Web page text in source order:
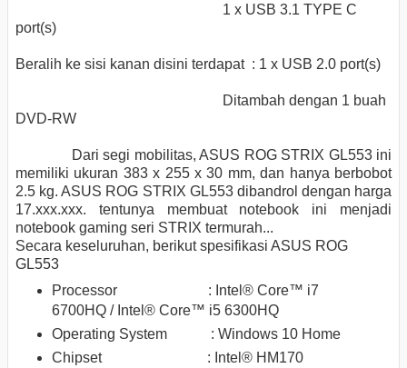
1 x USB 3.1 TYPE C
port(s)
Beralih ke sisi kanan disini terdapat : 1 x USB 2.0 port(s)
Ditambah dengan 1 buah
DVD-RW
Dari segi mobilitas, ASUS ROG STRIX GL553 ini
memiliki ukuran 383 x 255 x 30 mm, dan hanya berbobot
2.5 kg.ASUS ROG STRIX GL553 dibandrol dengan harga
17.xxx.xxx. tentunya membuat notebook ini menjadi
notebook gaming seri STRIX termurah...
Secara keseluruhan, berikut spesifikasi ASUS ROG
GL553
Processor: Intel® Core™ i7
6700HQ / Intel® Core™ i5 6300HQ
Operating System : Windows 10 Home
Chipset: Intel® HM170